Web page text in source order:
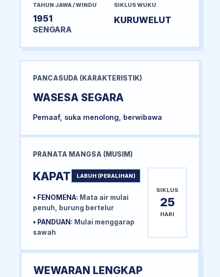
TAHUN JAWA / WINDU
1951
SENGARA
SIKLUS WUKU
KURUWELUT
PANCASUDA (KARAKTERISTIK)
WASESA SEGARA
Pemaaf, suka menolong, berwibawa
PRANATA MANGSA (MUSIM)
KAPAT LABUH (PERALIHAN)
• FENOMENA: Mata air mulai
penuh, burung bertelur
• PANDUAN: Mulai menggarap
sawah
SIKLUS
25
HARI
WEWARAN LENGKAP